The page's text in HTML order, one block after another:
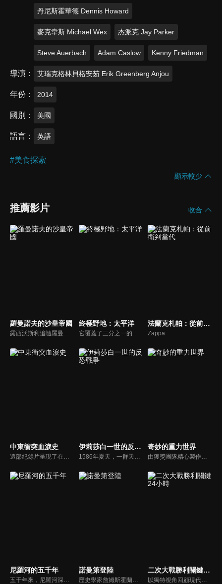
丹尼斯霍華德 Dennis Howard
麥克韋斯 Michael Wex 杰派克 Jay Parker
Steve Auerbach Adam Caslow Kenny Friedman
導演 艾瑞克格林貝格安茹 Erik Greenberg Anjou
年份 2014
國別 美國
語言 英語
#美食探索
顯示較少
推薦影片 收合
羅曼諾夫的沙皇帝國 終極野地：太平洋 法蘭克札帕：從前衛到當代
Zappa
中東衝突血淚史
這部紀錄片呈現了在第一次世界大戰期間，英國的雙面手法如何引發中東地區的阿拉伯人和猶太人之間的衝突。敵對帝國之間的陰謀、被誤導的戰略，以及對阿拉伯人和猶太人做出相互矛盾的承諾，埋下了長年血腥衝突的種子，決定了中東的命運。
伊莉莎白一世的反恐戰爭
1586年夏天，一群天主教極端分子計劃暗殺伊莉莎白一世，但有一個人阻擋了一切：法蘭西斯沃辛漢爵士，伊莉莎白的間諜頭子和安全主管。針對這場扣人心弦的反恐行動，我們將逐日闡述1586年處於危險高峰的八個星期內發生的驚人事件。
奇妙的重力世界
由獲獎團隊精心製作、關於重力物理學的獨特紀錄片，呈現出意想不到的歷史見解、尖端科學和令人興奮的新實驗。從愛因斯坦的相對論到量子力學，主持人吉姆艾爾哈利利教授探索了我們宇宙中最不尋常的現象之一。
尼羅河的五千年
五千年來，尼羅河深深影響了埃及。歷史學家貝塔妮休斯將踏上長達900英里的尼羅河之旅，並像古埃及人一樣欣賞這條偉大的河流。
諾曼第登陸
歷史學家詹姆斯霍蘭德和前美國陸軍遊騎兵麥克辛普森博士巡視諾曼第海灘，探討這場史詩般殘酷戰役的複雜性。
二次大戰勝利關鍵24小時
以獨特視角回顧現代世界歷史上的一個關鍵日子，深入探討使歐戰勝利紀念日顯得如此重要的24小時內的關鍵事件。這是關於那個最值得慶祝和最重要的一天所發生的故事，包括對歷史學家和退伍軍人的原始採訪紀錄，他們講述自己的故事並分享了他們的第一手經歷。